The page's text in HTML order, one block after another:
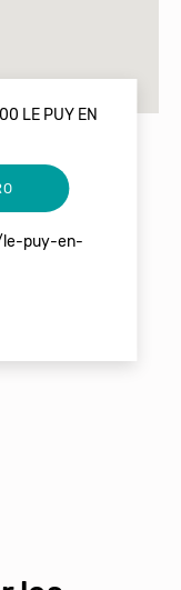
LE PUY EN
le-puy-en-